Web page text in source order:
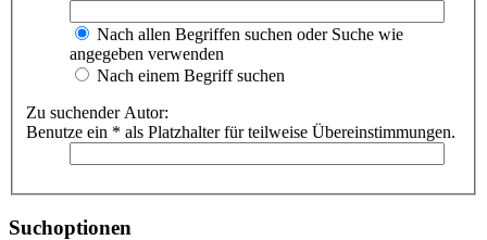
Nach allen Begriffen suchen oder Suche wie
angegeben verwenden
Nach einem Begriff suchen
Zu suchender Autor:
Benutze ein * als Platzhalter für teilweise Übereinstimmungen.
Suchoptionen